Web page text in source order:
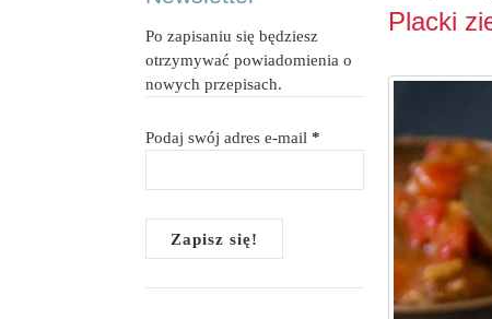
Po zapisaniu się będziesz
otrzymywać powiadomienia o
nowych przepisach.
Podaj swój adres e-mail*
Placki